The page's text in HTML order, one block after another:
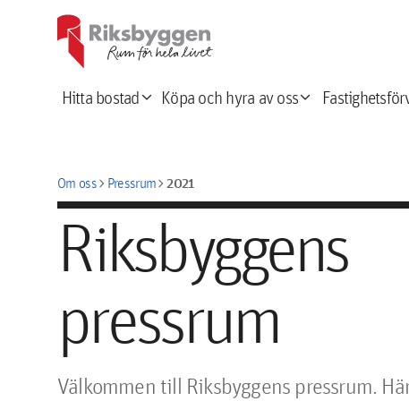
Hitta bostadexpand_more Köpa och hyra av ossexpand_more
Om osschevron_rightPressrumchevron_right2021
Riksbyggens
pressrum
Välkommen till Riksbyggens pressrum.